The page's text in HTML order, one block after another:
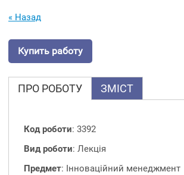
« Назад
Купить работу
ПРО РОБОТУ ЗМІСТ
Код роботи: 3392
Вид роботи: Лекція
Предмет: Інноваційний менеджмент